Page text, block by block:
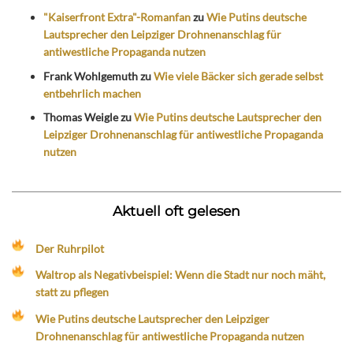
"Kaiserfront Extra"-RomanfanzuWie Putins deutsche
Lautsprecher den Leipziger Drohnenanschlag für
antiwestliche Propaganda nutzen
Frank WohlgemuthzuWie viele Bäcker sich gerade selbst
entbehrlich machen
Thomas WeiglezuWie Putins deutsche Lautsprecher den
Leipziger Drohnenanschlag für antiwestliche Propaganda
nutzen
Aktuell oft gelesen
Der Ruhrpilot
Waltrop als Negativbeispiel: Wenn die Stadt nur noch mäht,
statt zu pflegen
Wie Putins deutsche Lautsprecher den Leipziger
Drohnenanschlag für antiwestliche Propaganda nutzen